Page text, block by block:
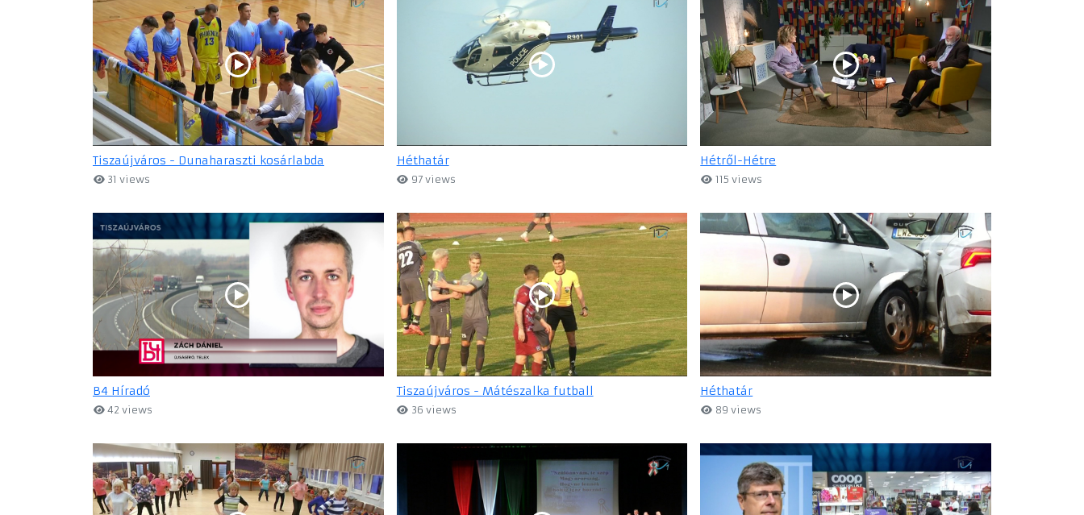
Tiszaújváros - Dunaharaszti kosárlabda
31 views
Héthatár
97 views
Hétről-Hétre
115 views
B4 Híradó
42 views
Tiszaújváros - Mátészalka futball
36 views
Héthatár
89 views